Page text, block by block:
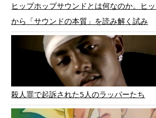
ヒップホップサウンドとは何なのか。ヒ
から「サウンドの本質」を読み解く試み
殺人罪で起訴された5人のラッパーたち